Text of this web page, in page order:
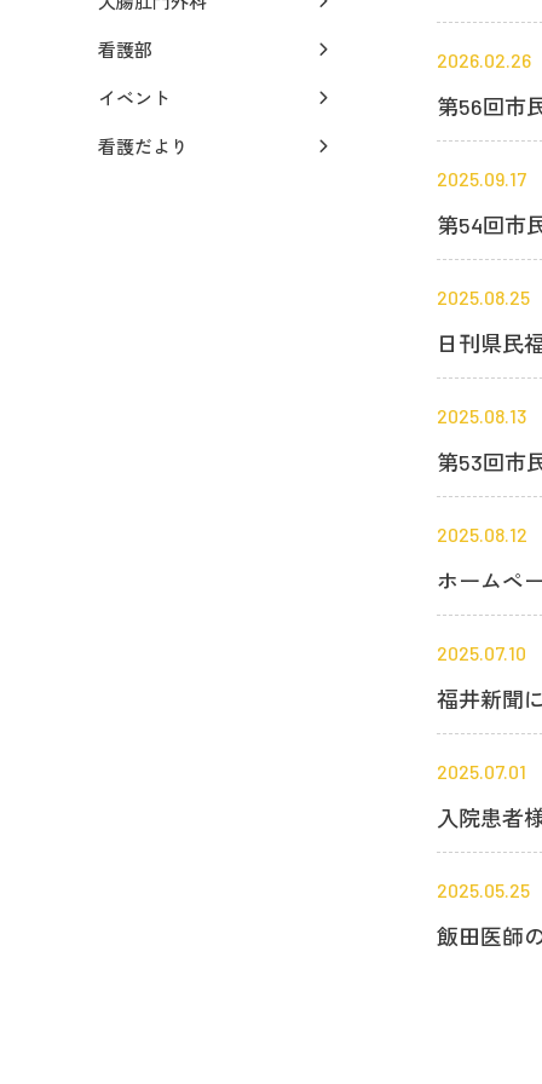
看護部
イベント
看護だより
2026.02.26
第56回市
2025.09.17
第54回市
2025.08.25
日刊県民
2025.08.13
第53回市
2025.08.12
ホームペ
2025.07.10
福井新聞
2025.07.01
入院患者
2025.05.25
飯田医師